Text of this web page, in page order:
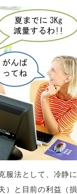
服法として、冷静
）と目前の利益（